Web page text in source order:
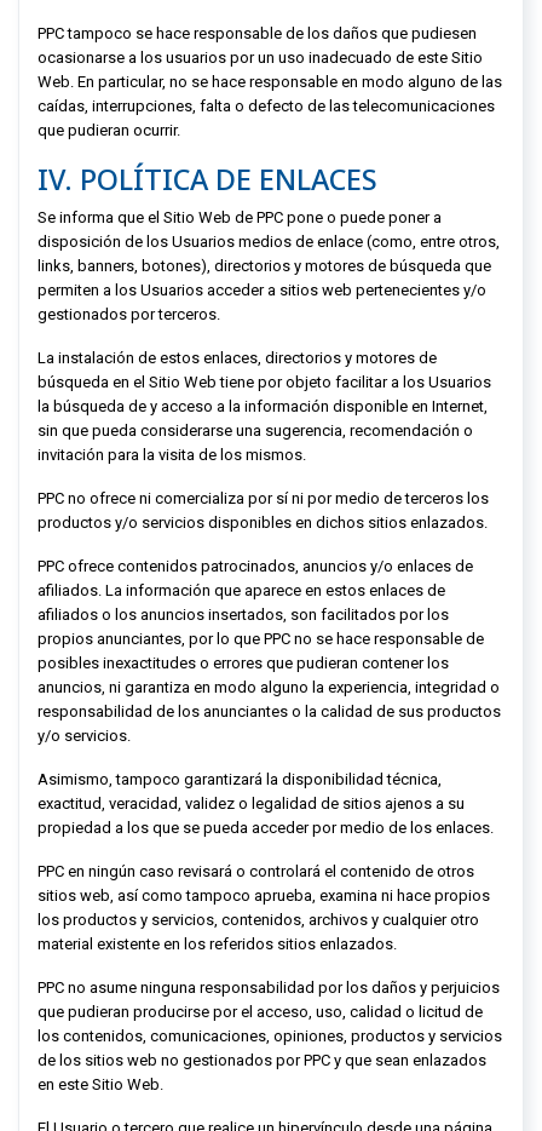
PPCtampoco se hace responsable de los daños que pudiesen
ocasionarse a los usuarios por un uso inadecuado de este Sitio
Web. En particular, no se hace responsable en modo alguno de las
caídas, interrupciones, falta o defecto de las telecomunicaciones
que pudieran ocurrir.
IV. POLÍTICA DE ENLACES
Se informa que el Sitio Web de PPC pone o puede poner a
disposición de los Usuarios medios de enlace (como, entre otros,
links, banners, botones), directorios y motores de búsqueda que
permiten a los Usuarios acceder a sitios web pertenecientes y/o
gestionados por terceros.
La instalación de estos enlaces, directorios y motores de
búsqueda en el Sitio Web tiene por objeto facilitar a los Usuarios
la búsqueda de y acceso a la información disponible en Internet,
sin que pueda considerarse una sugerencia, recomendación o
invitación para la visita de los mismos.
PPC no ofrece ni comercializa por sí ni por medio de terceros los
productos y/o servicios disponibles en dichos sitios enlazados.
PPC ofrece contenidos patrocinados, anuncios y/o enlaces de
afiliados. La información que aparece en estos enlaces de
afiliados o los anuncios insertados, son facilitados por los
propios anunciantes, por lo que PPC no se hace responsable de
posibles inexactitudes o errores que pudieran contener los
anuncios, ni garantiza en modo alguno la experiencia, integridad o
responsabilidad de los anunciantes o la calidad de sus productos
y/o servicios.
Asimismo, tampoco garantizará la disponibilidad técnica,
exactitud, veracidad, validez o legalidad de sitios ajenos a su
propiedad a los que se pueda acceder por medio de los enlaces.
PPC en ningún caso revisará o controlará el contenido de otros
sitios web, así como tampoco aprueba, examina ni hace propios
los productos y servicios, contenidos, archivos y cualquier otro
material existente en los referidos sitios enlazados.
PPC no asume ninguna responsabilidad por los daños y perjuicios
que pudieran producirse por el acceso, uso, calidad o licitud de
los contenidos, comunicaciones, opiniones, productos y servicios
de los sitios web no gestionados porPPC y que sean enlazados
en este Sitio Web.